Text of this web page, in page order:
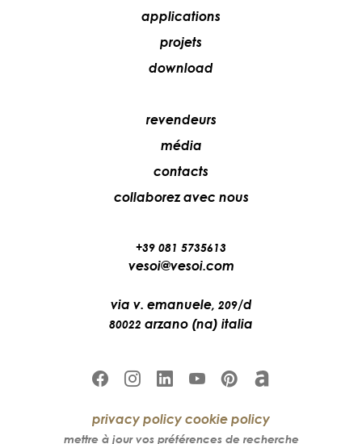
applications
projets
download
revendeurs
média
contacts
collaborez avec nous
+39 081 5735613
vesoi@vesoi.com
via v. emanuele, 209/d
80022 arzano (na) italia
privacy policy cookie policy
mettre à jour vos préférences de recherche